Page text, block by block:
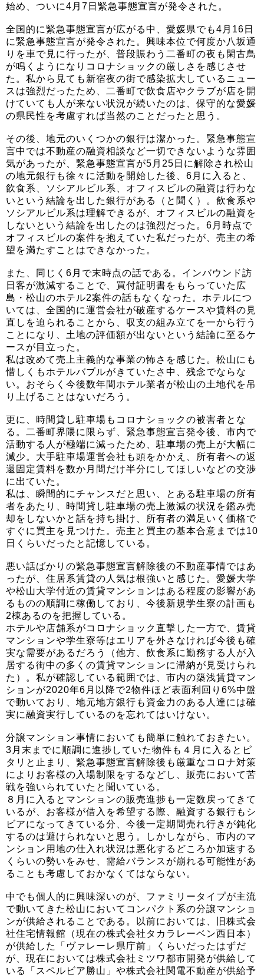
始め、ついに4月7日緊急事態宣言が発令された。
全国的に緊急事態宣言が広がる中、愛媛県でも4月16日
に緊急事態宣言が発令された。興味本位で何度か八坂通
りを車で見に行ったが、普段賑わう二番町の夜も閑古鳥
が鳴くようになりコロナショックの厳しさを感じさせ
た。私から見ても新宿夜の街で感染拡大しているニュー
スは強烈だったため、二番町で飲食店やクラブが店を開
けていても人が来ない状況が続いたのは、保守的な愛媛
の県民性を考慮すれば当然のことだったと思う。
その後、地元のいくつかの銀行は潔かった。緊急事態宣
言中では不動産の融資相談など一切できないような雰囲
気があったが、緊急事態宣言が5月25日に解除され松山
の地元銀行も徐々に活動を開始した後、6月に入ると、
飲食系、ソシアルビル系、オフィスビルの融資は行わな
いという結論を出した銀行がある（と聞く）。飲食系や
ソシアルビル系は理解できるが、オフィスビルの融資を
しないという結論を出したのは強烈だった。6月時点で
オフィスビルの案件を抱えていた私だったが、売主の希
望を満たすことはできなかった。
また、同じく6月で末時点の話である。インバウンド訪
日客が激減することで、買付証明書をもらっていた広
島・松山のホテル2案件の話もなくなった。ホテルにつ
いては、全国的に運営会社が破産するケースや賃料の見
直しを迫られることから、収支の組み立てを一から行う
ことになり、土地の評価額が出ないという結論に至るケ
ースが目立った。
私は改めて売上主義的な事業の怖さを感じた。松山にも
惜しくもホテルバブルがきていたさ中、残念でならな
い。おそらく今後数年間ホテル業者が松山の土地代を吊
り上げることはないだろう。
更に、時間貸し駐車場もコロナショックの被害者とな
る。二番町界隈に限らず、緊急事態宣言発令後、市内で
活動する人が極端に減ったため、駐車場の売上が大幅に
減少。大手駐車場運営会社も頭をかかえ、所有者への返
還固定賃料を数か月間だけ半分にしてほしいなどの交渉
に出ていた。
私は、瞬間的にチャンスだと思い、とある駐車場の所有
者をあたり、時間貸し駐車場の売上激減の状況を鑑み売
却をしないかと話を持ち掛け、所有者の満足いく価格で
すぐに買主を見つけた。売主と買主の基本合意までは10
日くらいだったと記憶している。
悪い話ばかりの緊急事態宣言解除後の不動産事情ではあ
ったが、住居系賃貸の人気は根強いと感じた。愛媛大学
や松山大学付近の賃貸マンションはある程度の影響があ
るものの順調に稼働しており、今後新規学生寮の計画も
2棟あるのを把握している。
ホテルや店舗系がコロナショック直撃した一方で、賃貸
マンションや学生寮等はエリアを外さなければ今後も確
実な需要があるだろう（他方、飲食系に勤務する人が入
居する街中の多くの賃貸マンションに滞納が見受けられ
た）。私が確認している範囲では、市内の築浅賃貸マン
ションが2020年6月以降で2物件ほど表面利回り6%中盤
で動いており、地元地方銀行も資金力のある人達には確
実に融資実行しているのを忘れてはいけない。
分譲マンション事情においても簡単に触れておきたい。
3月末までに順調に進捗していた物件も４月に入るとピ
タリと止まり、緊急事態宣言解除後も厳重なコロナ対策
によりお客様の入場制限をするなどし、販売において苦
戦を強いられていたと聞いている。
８月に入るとマンションの販売進捗も一定数戻ってきて
いるが、お客様が借入を希望する際、融資する銀行もシ
ビアになってきている分、今後一定期間売れ行きが鈍化
するのは避けられないと思う。しかしながら、市内のマ
ンション用地の仕入れ状況は悪化するどころか加速する
くらいの勢いをみせ、需給バランスが崩れる可能性があ
ることも考慮しておかなくてはならない。
中でも個人的に興味深いのが、ファミリータイプが主流
で動いてきた松山においてコンパクト系の分譲マンショ
ンが供給されることである。以前においては、旧株式会
社住宅情報館（現在の株式会社タカラレーベン西日本）
が供給した「ヴァレーレ県庁前」くらいだったはずだ
が、現在においては株式会社ミツワ都市開発が供給して
いる「スペルビア勝山」や株式会社関電不動産が供給予